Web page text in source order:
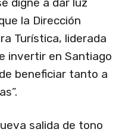
la Dirección
Turística, liderada
invertir en Santiago
beneficiar tanto a
salida de tono